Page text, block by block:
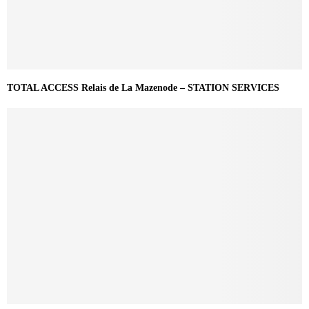
TOTAL ACCESS Relais de La Mazenode – STATION SERVICES